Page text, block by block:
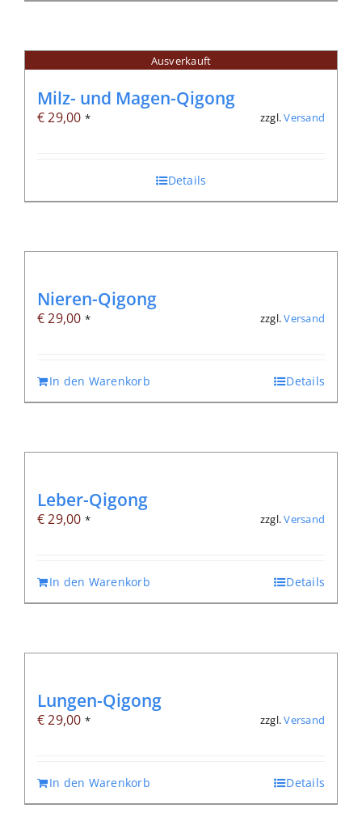
Ausverkauft
Milz- und Magen-Qigong
€29,00 * zzgl.Versand
Details
Nieren-Qigong
€29,00 * zzgl.Versand
In den Warenkorb Details
Leber-Qigong
€29,00 * zzgl.Versand
In den Warenkorb Details
Lungen-Qigong
€29,00 * zzgl.Versand
In den Warenkorb Details